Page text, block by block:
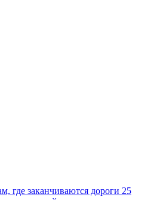
где заканчиваются дороги 25